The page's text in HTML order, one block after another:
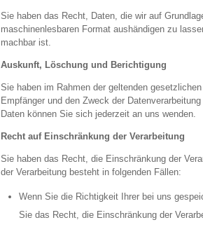
Sie haben das Recht, Daten, die wir auf
maschinenlesbaren Format aushändigen zu
machbar ist.
Auskunft, Löschung und Berichtigung
Sie haben im Rahmen der geltenden
Empfänger und den Zweck der
Daten können Sie sich jederzeit an uns wenden.
Recht auf Einschränkung der Verarbeitung
Sie haben das Recht, die Einschränkung der
der Verarbeitung besteht in folgenden Fällen:
Wenn Sie die Richtigkeit Ihrer bei uns
Sie das Recht, die Einschränkung der